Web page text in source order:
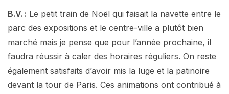
B.V. : Le petit train de Noël qui faisait la navette entre le
parc des expositions et le centre-ville a plutôt bien
marché mais je pense que pour l’année prochaine, il
faudra réussir à caler des horaires réguliers. On reste
également satisfaits d’avoir mis la luge et la patinoire
devant la tour de Paris. Ces animations ont contribué à